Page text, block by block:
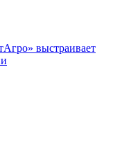
выстраивает